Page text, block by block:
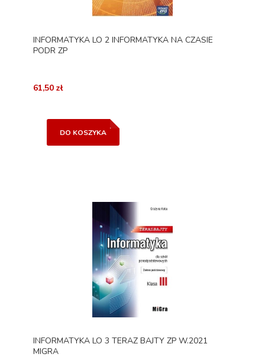
INFORMATYKA LO 2 INFORMATYKA NA CZASIE
PODR ZP
61,50 zł
DO KOSZYKA
INFORMATYKA LO 3 TERAZ BAJTY ZP W.2021
MIGRA